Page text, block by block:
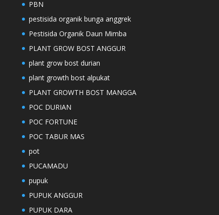
PBN
pestisida organik bunga anggrek
Pestisida Organik Daun Mimba
PLANT GROW BOST ANGGUR
plant grow bost durian
plant growth bost alpukat
PLANT GROWTH BOST MANGGA
POC DURIAN
POC FORTUNE
POC TABUR MAS
pot
PUCAMADU
pupuk
PUPUK ANGGUR
PUPUK DARA